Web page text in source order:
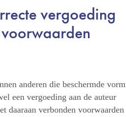
vergoeding
anderen die beschermde vorm
een vergoeding aan de auteur
daaraan verbonden voorwaarden